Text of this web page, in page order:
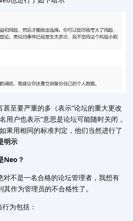
至要严重的多（表示“论坛的重大更改
用户也表示“意思是论坛可能随时关闭，
果用相同的标准判定，他们当然进行了
明示
Neo？
不是一名合格的论坛管理者，我想有
作为管理员的不合格性了。
为包括：